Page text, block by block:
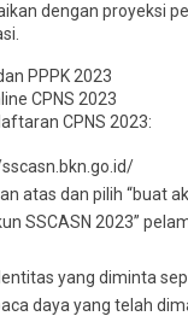
dengan proyeksi
PPPK 2023
CPNS 2023
CPNS 2023:
atas dan pilih “buat
SSCASN 2023”
yang diminta
daya yang telah